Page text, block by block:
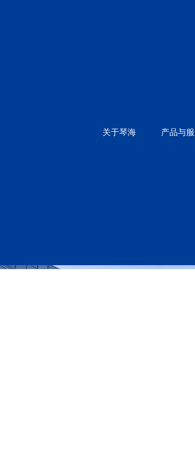
关于琴海 产品与